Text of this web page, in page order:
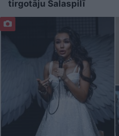
tirgotāju Salaspilī